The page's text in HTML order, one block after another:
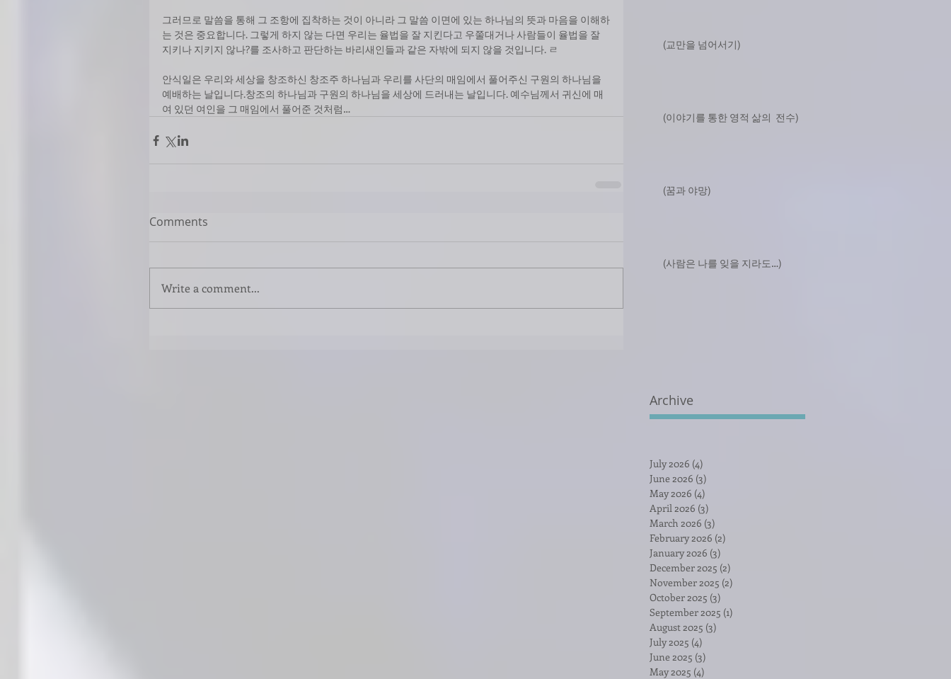
그러므로 말씀을 통해 그 조항에 집착하는 것이 아니라 그 말씀 이면에 있는 하나님의 뜻과 마음을 이해하
는 것은 중요합니다. 그렇게 하지 않는 다면 우리는 율법을 잘 지킨다고 우쭐대거나 사람들이 율법을 잘
지키나 지키지 않나?를 조사하고 판단하는 바리새인들과 같은 자밖에 되지 않을 것입니다. ㄹ
안식일은 우리와 세상을 창조하신 창조주 하나님과 우리를 사단의 매임에서 풀어주신 구원의 하나님을
예배하는 날입니다.창조의 하나님과 구원의 하나님을 세상에 드러내는 날입니다. 예수님께서 귀신에 매
여 있던 여인을 그 매임에서 풀어준 것처럼…
Comments
Write a comment...
(교만을 넘어서기)
(이야기를 통한 영적 삶의 전수)
(꿈과 야망)
(사람은 나를 잊을 지라도…)
Archive
July 2026 (4)
June 2026 (3)
May 2026 (4)
April 2026 (3)
March 2026 (3)
February 2026 (2)
January 2026 (3)
December 2025 (2)
November 2025 (2)
October 2025 (3)
September 2025 (1)
August 2025 (3)
July 2025 (4)
June 2025 (3)
May 2025 (4)